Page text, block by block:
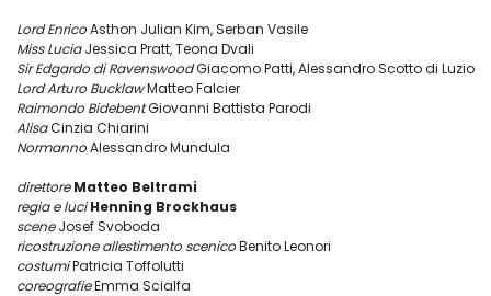
Lord EnricoAsthon Julian Kim, Serban Vasile
Miss LuciaJessica Pratt, Teona Dvali
Sir Edgardo di RavenswoodGiacomo Patti, Alessandro Scotto di Luzio
Lord Arturo BucklawMatteo Falcier
Raimondo BidebentGiovanni Battista Parodi
AlisaCinzia Chiarini
NormannoAlessandro Mundula
direttore Matteo Beltrami
regia e luci Henning Brockhaus
sceneJosef Svoboda
ricostruzione allestimento scenicoBenito Leonori
costumiPatricia Toffolutti
coreografieEmma Scialfa